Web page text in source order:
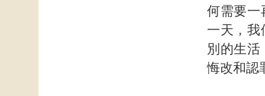
何需要一
一天，我
別的生
悔改和認